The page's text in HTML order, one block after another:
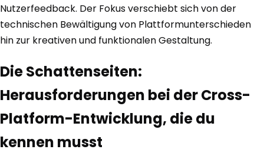
Nutzerfeedback. Der Fokus verschiebt sich von der
technischen Bewältigung von Plattformunterschieden
hin zur kreativen und funktionalen Gestaltung.
Die Schattenseiten:
Herausforderungen bei der Cross-
Platform-Entwicklung, die du
kennen musst